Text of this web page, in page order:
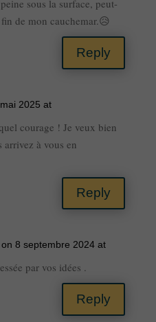
sous la surface, peut-
de mon cauchemar.😥
Reply
2025 at
courage ! Je veux bien
à vous en
Reply
on 8 septembre 2024 at
par vos idées .
Reply